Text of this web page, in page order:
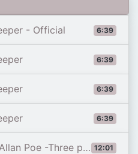
6:39
- Official
6:39
6:39
6:39
12:01
Happiest Day - Israfel - The Sleeper